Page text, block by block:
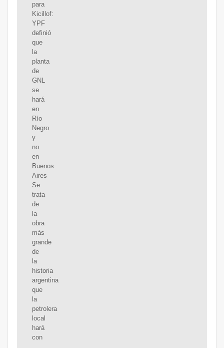
para
Kicillof:
YPF
definió
que
la
planta
de
GNL
se
hará
en
Río
Negro
y
no
en
Buenos
Aires
Se
trata
de
la
obra
más
grande
de
la
historia
argentina
que
la
petrolera
local
hará
con